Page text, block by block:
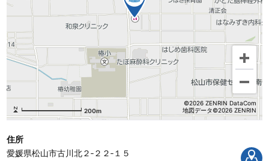
200m
©2026 ZENRIN DataCom
地図データ©2026 ZENRIN
住所
愛媛県松山市古川北２‐２２‐１５